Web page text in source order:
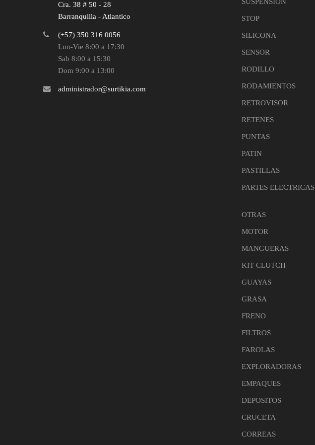
Cra. 38 # 50 - 28
Barranquilla - Atlantico
(+57) 350 316 0056
Lun-Vie 8:00 a 17:30
Sab 8:00 a 15:30
Dom 9:00 a 13:00
administrador@surtikia.com
SUSPENSION
STOP
SILICONA
SENSOR
RODILLO
RODAMIENTOS
RETROVISOR
RETENES
PUNTAS
PATIN
PASTILLAS
PARTES ELECTRICAS
OTRAS
MOTOR
MANGUERAS
KIT CLUTCH
GUAYAS
GRASA
FRENO
FILTROS
FAROLAS
EXPLORADORAS
EMPAQUES
DEPOSITOS
CRUCETA
CORREAS